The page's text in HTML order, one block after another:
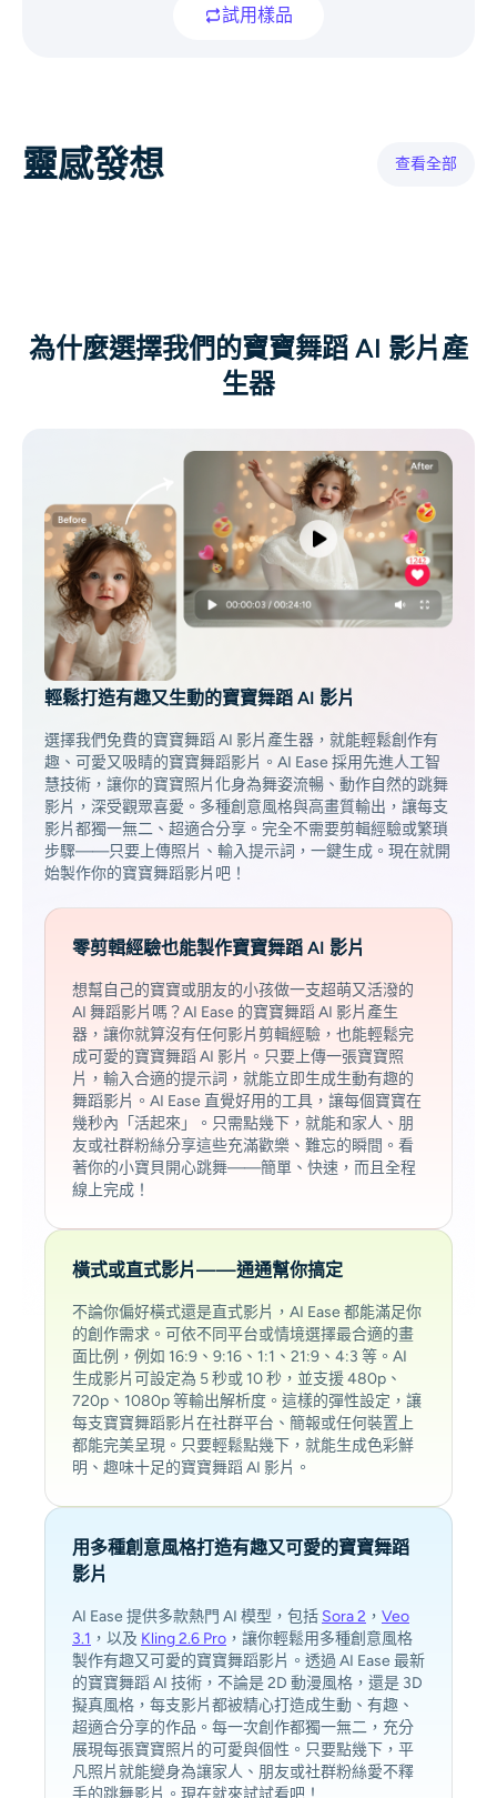
視頻效果
視頻增強器
影片浮水印去除器
試用樣品
both front paws gripping the handlebars, surprised and
features suburban houses, trees, power lines, concrete
barrier, passing cars and partly cloudy sky. Dynamic
靈感發想 查看全部
為什麼選擇我們的寶寶舞蹈 AI 影片產
生器
輕鬆打造有趣又生動的寶寶舞蹈 AI 影片
選擇我們免費的寶寶舞蹈 AI 影片產生器，就能輕鬆創作有
趣、可愛又吸睛的寶寶舞蹈影片。AI Ease 採用先進人工智
慧技術，讓你的寶寶照片化身為舞姿流暢、動作自然的跳舞
影片，深受觀眾喜愛。多種創意風格與高畫質輸出，讓每支
影片都獨一無二、超適合分享。完全不需要剪輯經驗或繁瑣
步驟——只要上傳照片、輸入提示詞，一鍵生成。現在就開
始製作你的寶寶舞蹈影片吧！
零剪輯經驗也能製作寶寶舞蹈 AI 影片
想幫自己的寶寶或朋友的小孩做一支超萌又活潑的
AI 舞蹈影片嗎？AI Ease 的寶寶舞蹈 AI 影片產生
器，讓你就算沒有任何影片剪輯經驗，也能輕鬆完
成可愛的寶寶舞蹈 AI 影片。只要上傳一張寶寶照
片，輸入合適的提示詞，就能立即生成生動有趣的
舞蹈影片。AI Ease 直覺好用的工具，讓每個寶寶在
幾秒內「活起來」。只需點幾下，就能和家人、朋
友或社群粉絲分享這些充滿歡樂、難忘的瞬間。看
著你的小寶貝開心跳舞——簡單、快速，而且全程
線上完成！
橫式或直式影片——通通幫你搞定
不論你偏好橫式還是直式影片，AI Ease 都能滿足你
的創作需求。可依不同平台或情境選擇最合適的畫
面比例，例如 16:9、9:16、1:1、21:9、4:3 等。AI
生成影片可設定為 5 秒或 10 秒，並支援 480p、
720p、1080p 等輸出解析度。這樣的彈性設定，讓
每支寶寶舞蹈影片在社群平台、簡報或任何裝置上
都能完美呈現。只要輕鬆點幾下，就能生成色彩鮮
明、趣味十足的寶寶舞蹈 AI 影片。
用多種創意風格打造有趣又可愛的寶寶舞蹈
影片
AI Ease 提供多款熱門 AI 模型，包括 Sora 2 ， Veo
3.1 ，以及 Kling 2.6 Pro ，讓你輕鬆用多種創意風格
製作有趣又可愛的寶寶舞蹈影片。透過 AI Ease 最新
的寶寶舞蹈 AI 技術，不論是 2D 動漫風格，還是 3D
擬真風格，每支影片都被精心打造成生動、有趣、
超適合分享的作品。每一次創作都獨一無二，充分
展現每張寶寶照片的可愛與個性。只要點幾下，平
凡照片就能變身為讓家人、朋友或社群粉絲愛不釋
手的跳舞影片。現在就來試試看吧！